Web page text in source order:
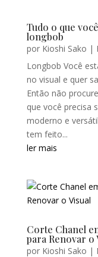
Tudo o que
longbob
por Kioshi Sako |
Longbob Você
no visual e quer
Então não
que você precisa
moderno e
tem feito...
ler mais
Corte Chanel
para Renovar o
por Kioshi Sako |